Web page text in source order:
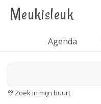
Meukisleuk
Agenda
Zoek in mijn buurt